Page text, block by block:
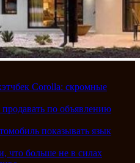
Corolla: скромные
по объявлению
показывать язык
что больше не в силах